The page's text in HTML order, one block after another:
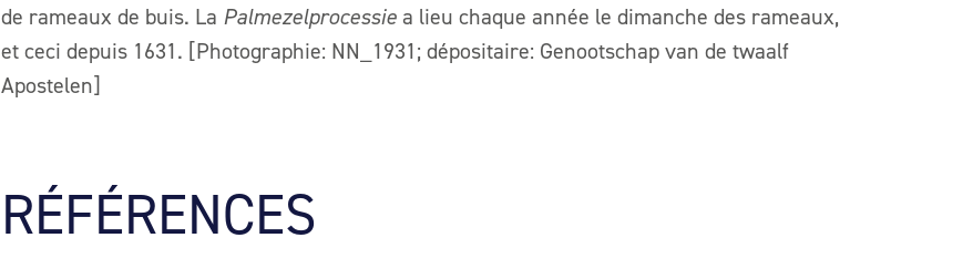
de rameaux de buis. La Palmezelprocessie a lieu chaque année le dimanche des rameaux,
et ceci depuis 1631. [Photographie: NN_1931; dépositaire: Genootschap van de twaalf
Apostelen]
RÉFÉRENCES